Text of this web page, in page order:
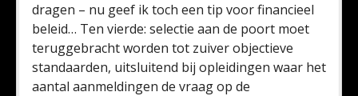
dragen – nu geef ik toch een tip voor financieel
beleid… Ten vierde: selectie aan de poort moet
teruggebracht worden tot zuiver objectieve
standaarden, uitsluitend bij opleidingen waar het
aantal aanmeldingen de vraag op de